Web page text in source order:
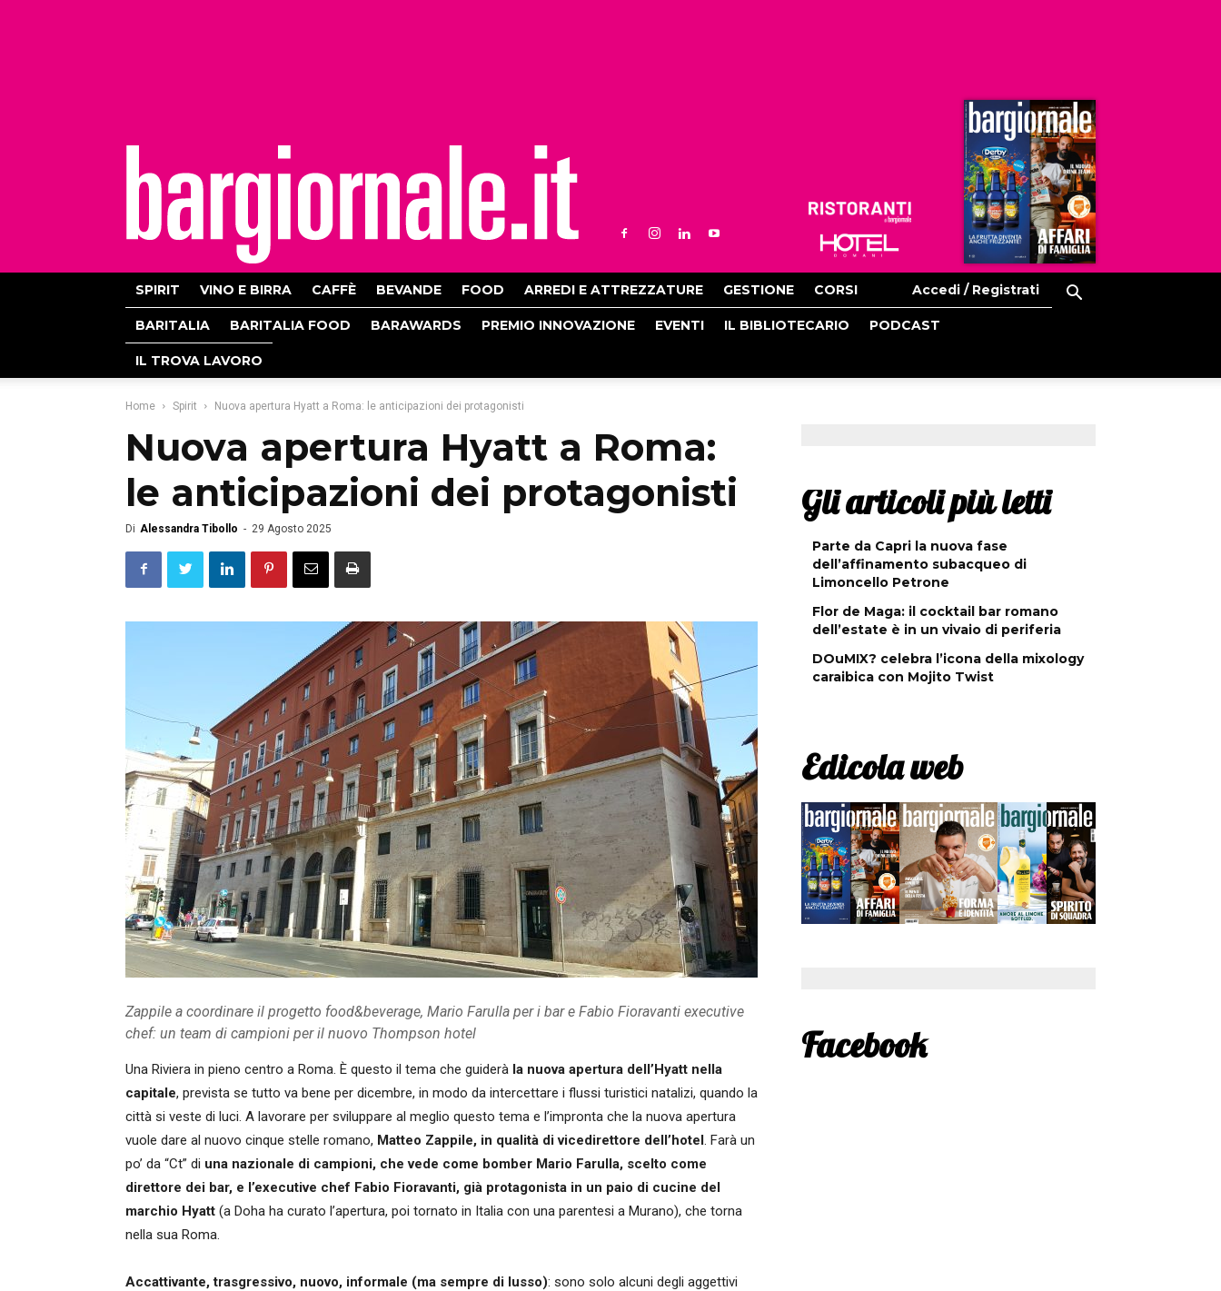
Ristoranti
Hoteldomani
SPIRIT VINO E BIRRA CAFFÈ BEVANDE FOOD ARREDI E ATTREZZATURE GESTIONE CORSI Accedi / Registrati
BARITALIA BARITALIA FOOD BARAWARDS PREMIO INNOVAZIONE EVENTI IL BIBLIOTECARIO PODCAST
IL TROVA LAVORO
Home Spirit Nuova apertura Hyatt a Roma: le anticipazioni dei protagonisti
Nuova apertura Hyatt a Roma:
le anticipazioni dei protagonisti
Di Alessandra Tibollo - 29 Agosto 2025
Zappile a coordinare il progetto food&beverage, Mario Farulla per i bar e Fabio Fioravanti executive
chef: un team di campioni per il nuovo Thompson hotel
Una Riviera in pieno centro a Roma. È questo il tema che guiderà la nuova apertura dell’Hyatt nella
capitale, prevista se tutto va bene per dicembre, in modo da intercettare i flussi turistici natalizi, quando la
città si veste di luci. A lavorare per sviluppare al meglio questo tema e l’impronta che la nuova apertura
vuole dare al nuovo cinque stelle romano, Matteo Zappile, in qualità di vicedirettore dell’hotel. Farà un
po’ da “Ct” di una nazionale di campioni, che vede come bomber Mario Farulla, scelto come
direttore dei bar, e l’executive chef Fabio Fioravanti, già protagonista in un paio di cucine del
marchio Hyatt (a Doha ha curato l’apertura, poi tornato in Italia con una parentesi a Murano), che torna
nella sua Roma.
Accattivante, trasgressivo, nuovo, informale (ma sempre di lusso): sono solo alcuni degli aggettivi
Gli articoli più letti
Parte da Capri la nuova fase
dell’affinamento subacqueo di
Limoncello Petrone
Flor de Maga: il cocktail bar romano
dell’estate è in un vivaio di periferia
DOuMIX? celebra l’icona della mixology
caraibica con Mojito Twist
Edicola web
Facebook